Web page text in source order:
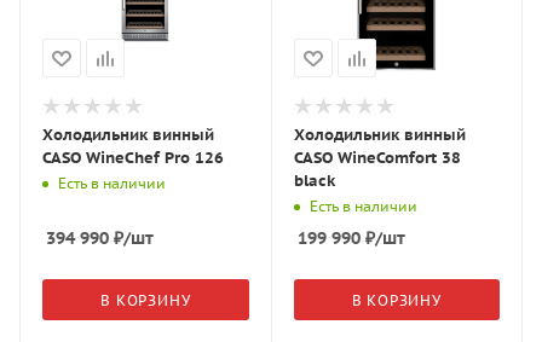
Холодильник винный
CASO WineChef Pro 126
Есть в наличии
394 990 ₽/шт
В КОРЗИНУ
Холодильник винный
CASO WineComfort 38
black
Есть в наличии
199 990₽/шт
В КОРЗИНУ